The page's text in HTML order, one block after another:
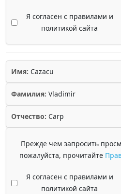
Я согласен с правилами и
политикой сайта
Имя: Cazacu
Фамилия: Vladimir
Отчество: Carp
Прежде чем запросить
пожалуйста, прочитайте
Я согласен с правилами и
политикой сайта